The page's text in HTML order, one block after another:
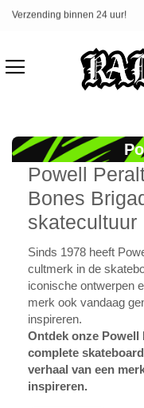
Ga
inhoud
Gratis verzending vanaf 70 €!
Powell
Bones
skatecultuur
Sinds 1978 heeft
cultmerk in de
iconische ontwerpen
merk ook vandaag
inspireren.
Ontdek onze Powell
complete
verhaal van een
inspireren.